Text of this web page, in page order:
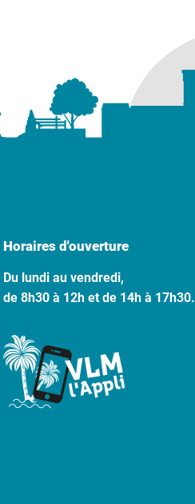
Horaires d'ouverture
Du lundi au vendredi,
de 8h30 à 12h et de 14h à 17h30.